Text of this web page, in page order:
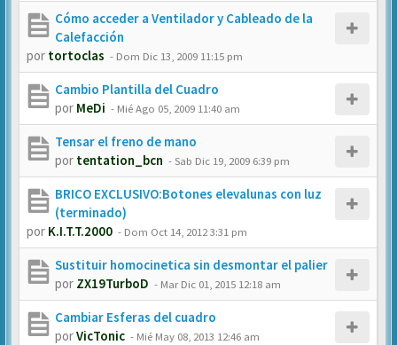
Cómo acceder a Ventilador y Cableado de la
Calefacción
por tortoclas - Dom Dic 13, 2009 11:15 pm
Cambio Plantilla del Cuadro
por MeDi - Mié Ago 05, 2009 11:40 am
Tensar el freno de mano
por tentation_bcn -Sab Dic 19, 2009 6:39 pm
BRICO EXCLUSIVO:Botones elevalunas con luz
(terminado)
por K.I.T.T.2000 - Dom Oct 14, 2012 3:31 pm
Sustituir homocinetica sin desmontar el palier
por ZX19TurboD - Mar Dic 01, 2015 12:18 am
Cambiar Esferas del cuadro
porVicTonic - Mié May 08, 2013 12:46 am